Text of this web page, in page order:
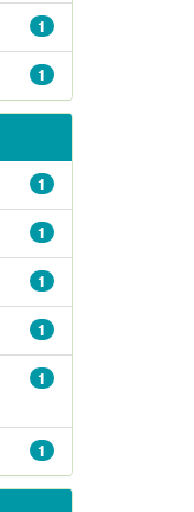
1
1
1
1
1
1
1
1